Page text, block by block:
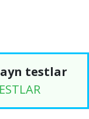
testlar